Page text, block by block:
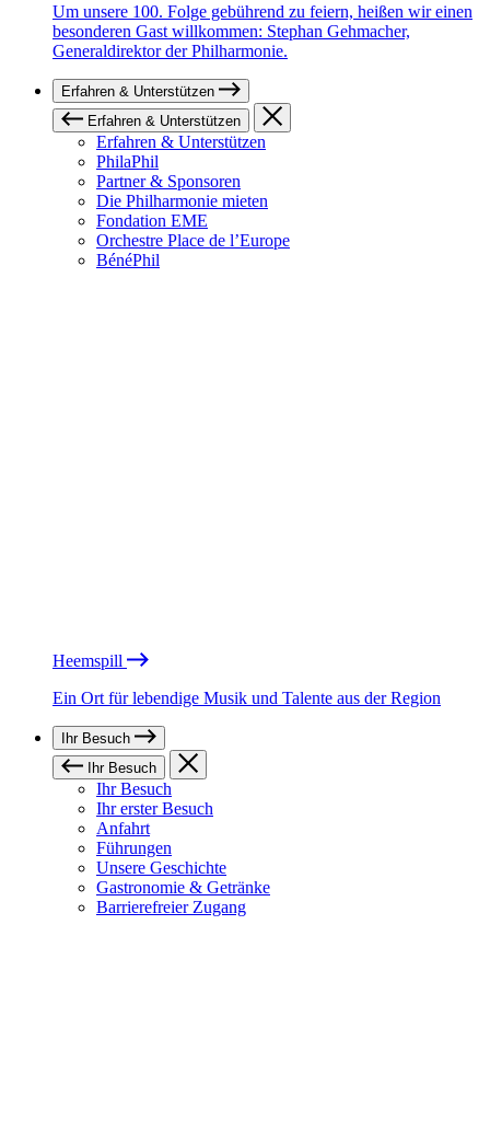
Um unsere 100. Folge gebührend zu feiern, heißen wir einen
besonderen Gast willkommen: Stephan Gehmacher,
Generaldirektor der Philharmonie.
Erfahren & Unterstützen
Erfahren & Unterstützen
Erfahren & Unterstützen
PhilaPhil
Partner & Sponsoren
Die Philharmonie mieten
Fondation EME
Orchestre Place de l’Europe
BénéPhil
Heemspill
Ein Ort für lebendige Musik und Talente aus der Region
Ihr Besuch
Ihr Besuch
Ihr Besuch
Ihr erster Besuch
Anfahrt
Führungen
Unsere Geschichte
Gastronomie & Getränke
Barrierefreier Zugang